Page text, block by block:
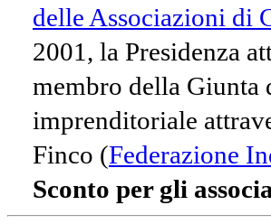
delle Associazioni di
2001, la Presidenza
membro della Giunta
imprenditoriale
Finco (Federazione
Sconto per gli